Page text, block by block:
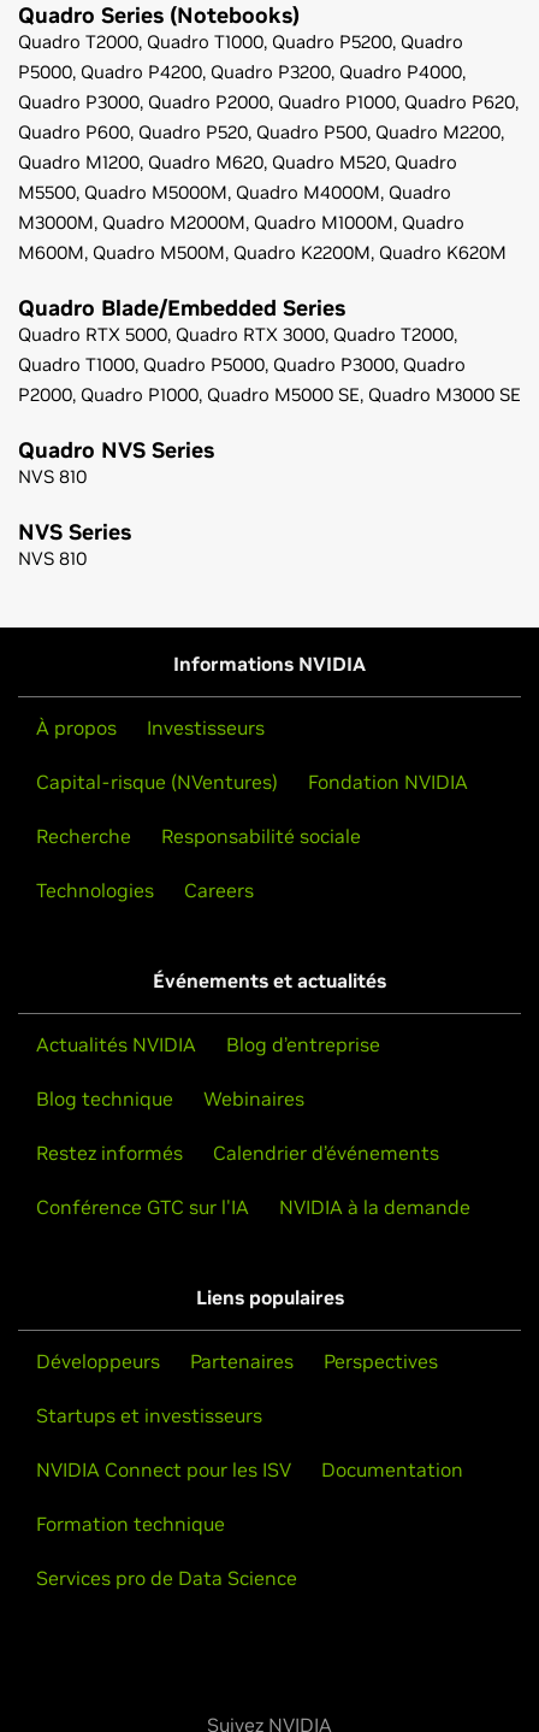
Quadro Series (Notebooks)
Quadro T2000, Quadro T1000, Quadro P5200, Quadro
P5000, Quadro P4200, Quadro P3200, Quadro P4000,
Quadro P3000, Quadro P2000, Quadro P1000, Quadro P620,
Quadro P600, Quadro P520, Quadro P500, Quadro M2200,
Quadro M1200, Quadro M620, Quadro M520, Quadro
M5500, Quadro M5000M, Quadro M4000M, Quadro
M3000M, Quadro M2000M, Quadro M1000M, Quadro
M600M, Quadro M500M, Quadro K2200M, Quadro K620M
Quadro Blade/Embedded Series
Quadro RTX 5000, Quadro RTX 3000, Quadro T2000,
Quadro T1000, Quadro P5000, Quadro P3000, Quadro
P2000, Quadro P1000, Quadro M5000 SE, Quadro M3000 SE
Quadro NVS Series
NVS 810
NVS Series
NVS 810
(v528.49)
Guide de l'utilisateur du panneau de configuration
Informations NVIDIA
À propos Investisseurs
Capital-risque (NVentures) Fondation NVIDIA
Recherche Responsabilité sociale
Technologies Careers
Événements et actualités
Actualités NVIDIA Blog d’entreprise
Blog technique Webinaires
Restez informés Calendrier d’événements
Conférence GTC sur l'IA NVIDIA à la demande
Liens populaires
Développeurs Partenaires Perspectives
Startups et investisseurs
NVIDIA Connect pour les ISV Documentation
Formation technique
Services pro de Data Science
Suivez NVIDIA